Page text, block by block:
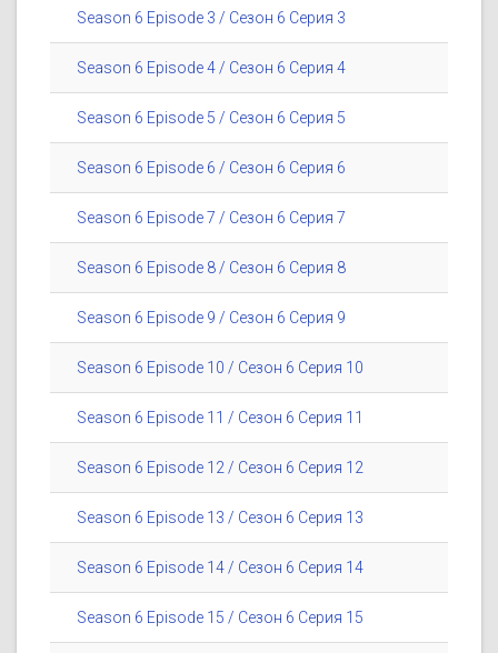
Season 6 Episode 3 / Сезон 6 Серия 3
Season 6 Episode 4 / Сезон 6 Серия 4
Season 6 Episode 5 / Сезон 6 Серия 5
Season 6 Episode 6 / Сезон 6 Серия 6
Season 6 Episode 7 / Сезон 6 Серия 7
Season 6 Episode 8 / Сезон 6 Серия 8
Season 6 Episode 9 / Сезон 6 Серия 9
Season 6 Episode 10 / Сезон 6 Серия 10
Season 6 Episode 11 / Сезон 6 Серия 11
Season 6 Episode 12 / Сезон 6 Серия 12
Season 6 Episode 13 / Сезон 6 Серия 13
Season 6 Episode 14 / Сезон 6 Серия 14
Season 6 Episode 15 / Сезон 6 Серия 15